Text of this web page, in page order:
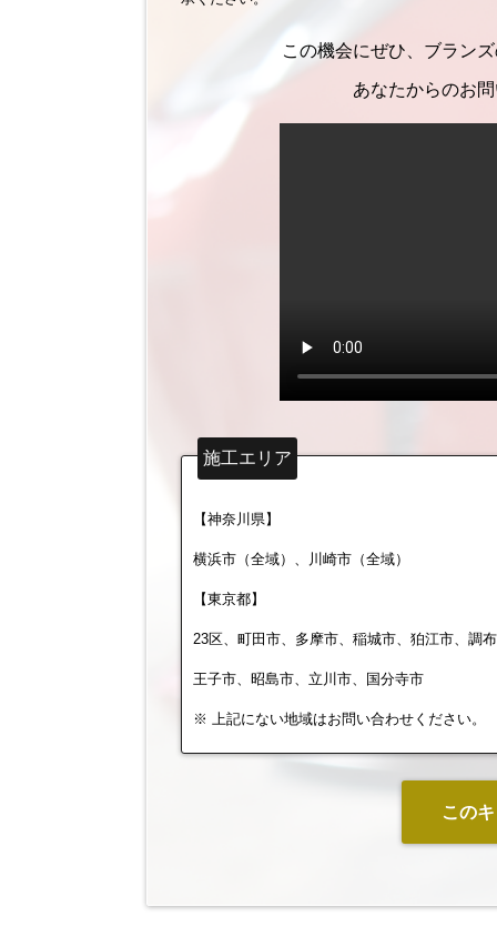
この機会にぜひ、ブラン
あなたからのお
施工エリア
【神奈川県】
横浜市（全域）、川崎市（全域）
【東京都】
23区、町田市、多摩市、稲城市、狛江市、調
王子市、昭島市、立川市、国分寺市
※ 上記にない地域はお問い合わせください。
この